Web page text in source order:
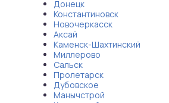
Донецк
Константиновск
Новочеркасск
Аксай
Каменск-Шахтинский
Миллерово
Сальск
Пролетарск
Дубовское
Манычстрой